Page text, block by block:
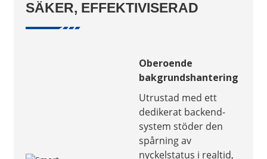
SÄKER, EFFEKTIVISERAD
Oberoende
bakgrundshantering
Utrustad med ett
dedikerat backend-
system stöder den
spårning av
nyckelstatus i realtid,